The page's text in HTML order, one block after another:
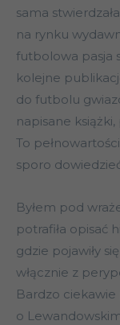
sama
na rynku
futbolowa pasja
kolejne
do futbolu
napisane
To
sporo
Byłem pod
potrafiła opisać
gdzie pojawiły
włącznie z
Bardzo
o